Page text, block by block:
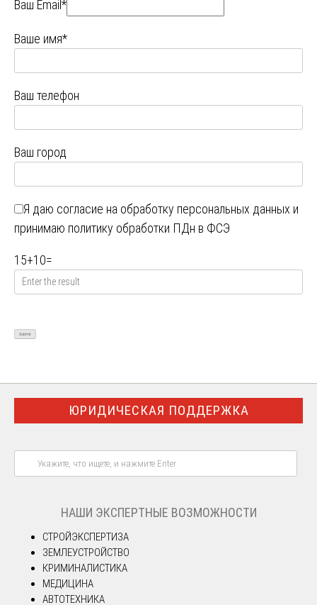
Ваш Email*
Ваше имя*
Ваш телефон
Ваш город
Я даю согласие на обработку персональных данных и
принимаю политику обработки ПДн в ФСЭ
15+10=
ЮРИДИЧЕСКАЯ ПОДДЕРЖКА
НАШИ ЭКСПЕРТНЫЕ ВОЗМОЖНОСТИ
СТРОЙЭКСПЕРТИЗА
ЗЕМЛЕУСТРОЙСТВО
КРИМИНАЛИСТИКА
МЕДИЦИНА
АВТОТЕХНИКА